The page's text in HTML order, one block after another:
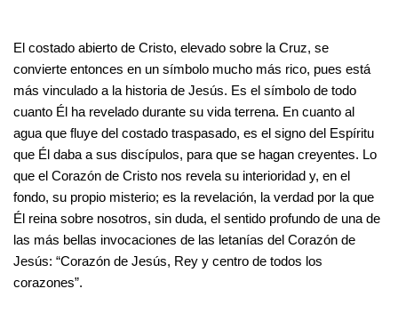
El costado abierto de Cristo, elevado sobre la Cruz, se
convierte entonces en un símbolo mucho más rico, pues está
más vinculado a la historia de Jesús. Es el símbolo de todo
cuanto Él ha revelado durante su vida terrena. En cuanto al
agua que fluye del costado traspasado, es el signo del Espíritu
que Él daba a sus discípulos, para que se hagan creyentes. Lo
que el Corazón de Cristo nos revela su interioridad y, en el
fondo, su propio misterio; es la revelación, la verdad por la que
Él reina sobre nosotros, sin duda, el sentido profundo de una de
las más bellas invocaciones de las letanías del Corazón de
Jesús: “Corazón de Jesús, Rey y centro de todos los
corazones”.